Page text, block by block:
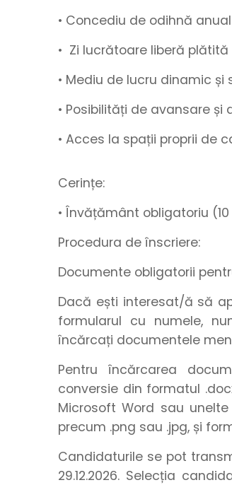
• Concediu de odihnă anual
• Zi lucrătoare liberă
• Mediu de lucru dinamic și
• Posibilități de avansare și
• Acces la spații proprii de
Cerințe:
• Învățământ obligatoriu
Procedura de înscriere:
Documente obligatorii
Dacă ești interesat/ă să
formularul cu numele,
încărcați documentele
Pentru încărcarea
conversie din formatul
Microsoft Word sau
precum .png sau .jpg, și
Candidaturile se pot
29.12.2026. Selecția